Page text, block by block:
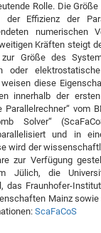
Rolle. Die
Effizienz der
numerischen
Kräften steigt
zur Größe des
oder
weisen diese
innerhalb der
vom
Solver“
und in
wird der
zur Verfügung
Jülich, die
das Fraunhofer-
Mainz sowie
ScaFaCoS